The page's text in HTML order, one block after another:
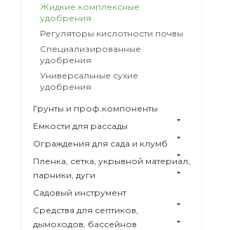
Жидкие комплексные
удобрения
Регуляторы кислотности почвы
Специализированные
удобрения
Универсальные сухие
удобрения
Грунты и проф.компоненты
Емкости для рассады
Ограждения для сада и клумб
Пленка, сетка, укрывной материал,
парники, дуги
Садовый инструмент
Средства для септиков,
дымоходов, бассейнов